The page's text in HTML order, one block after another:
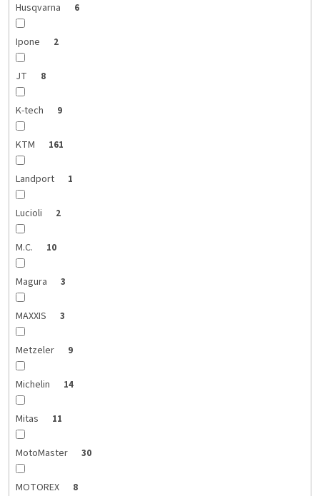
Husqvarna 6
Ipone 2
JT 8
K-tech 9
KTM 161
Landport 1
Lucioli 2
M.C. 10
Magura 3
MAXXIS 3
Metzeler 9
Michelin 14
Mitas 11
MotoMaster 30
MOTOREX 8